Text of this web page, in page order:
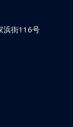
浜街116号